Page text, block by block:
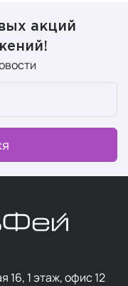
акций
16, 1 этаж, офис 12